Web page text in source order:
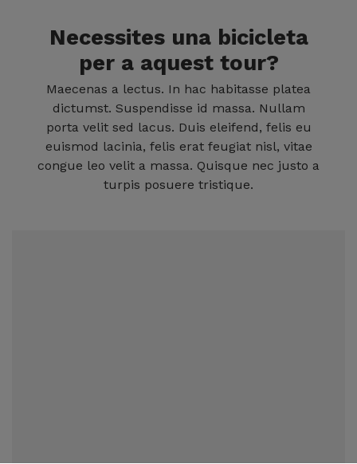
Necessites una bicicleta
per a aquest tour?
Maecenas a lectus. In hac habitasse platea
dictumst. Suspendisse id massa. Nullam
porta velit sed lacus. Duis eleifend, felis eu
euismod lacinia, felis erat feugiat nisl, vitae
congue leo velit a massa. Quisque nec justo a
turpis posuere tristique.